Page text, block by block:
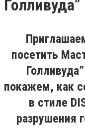
посетить
покажем, как
в стиле
разрушения